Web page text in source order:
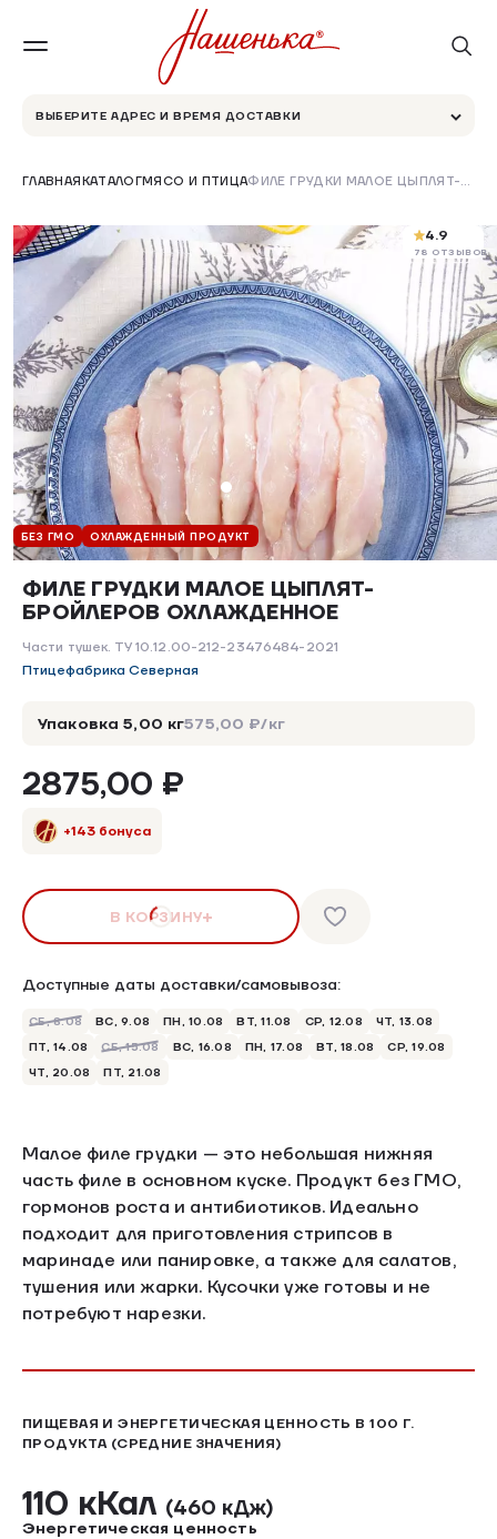
ВЫБЕРИТЕ АДРЕС И ВРЕМЯ ДОСТАВКИ
ГЛАВНАЯКАТАЛОГМЯСО И ПТИЦА ФИЛЕ ГРУДКИ МАЛОЕ ЦЫПЛЯТ-БРОЙЛЕРОВ ОХЛАЖДЕННОЕ
4.9
78 ОТЗЫВОВ
БЕЗ ГМО ОХЛАЖДЕННЫЙ ПРОДУКТ
ФИЛЕ ГРУДКИ МАЛОЕ ЦЫПЛЯТ-
БРОЙЛЕРОВ ОХЛАЖДЕННОЕ
Части тушек. ТУ 10.12.00-212-23476484-2021
Птицефабрика Северная
Доступные даты доставки/самовывоза:
СБ, 8.08 ВС, 9.08 ПН, 10.08 ВТ, 11.08 СР, 12.08
ЧТ, 13.08
ПТ, 14.08
СБ, 15.08 ВС, 16.08 ПН, 17.08 ВТ, 18.08
СР, 19.08
ЧТ, 20.08
ПТ, 21.08
Упаковка 5,00 кг575,00 ₽/кг
2875,00 ₽
+143 бонуса
В КОРЗИНУ
Малое филе грудки — это небольшая нижняя
часть филе в основном куске. Продукт без ГМО,
гормонов роста и антибиотиков. Идеально
подходит для приготовления стрипсов в
маринаде или панировке, а также для салатов,
тушения или жарки. Кусочки уже готовы и не
потребуют нарезки.
ПИЩЕВАЯ И ЭНЕРГЕТИЧЕСКАЯ ЦЕННОСТЬ В 100 Г.
ПРОДУКТА (СРЕДНИЕ ЗНАЧЕНИЯ)
110 кКал (460 кДж)
Энергетическая ценность